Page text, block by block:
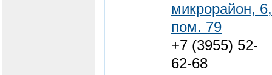
микрорайон, 6,
пом. 79
+7 (3955) 52-
62-68